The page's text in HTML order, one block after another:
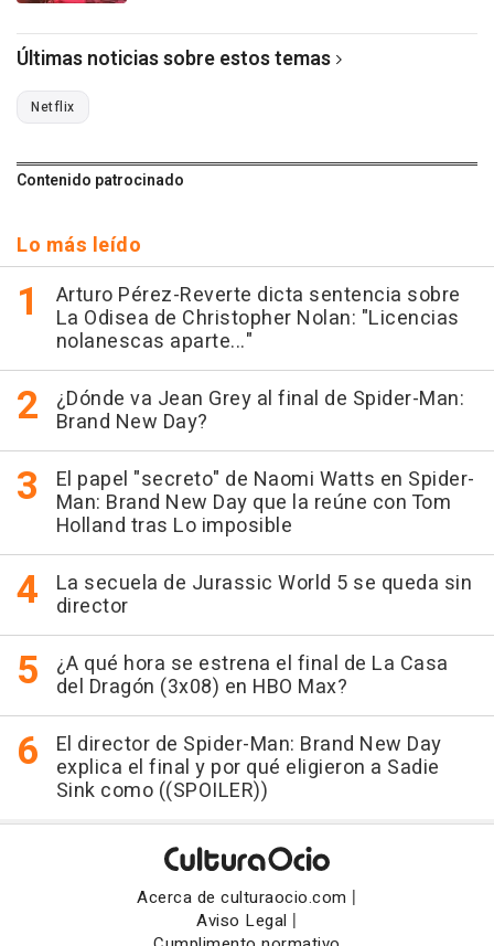
Últimas noticias sobre estos temas
Netflix
Contenido patrocinado
Lo más leído
Arturo Pérez-Reverte dicta sentencia sobre
La Odisea de Christopher Nolan: "Licencias
nolanescas aparte..."
¿Dónde va Jean Grey al final de Spider-Man:
Brand New Day?
El papel "secreto" de Naomi Watts en Spider-
Man: Brand New Day que la reúne con Tom
Holland tras Lo imposible
La secuela de Jurassic World 5 se queda sin
director
¿A qué hora se estrena el final de La Casa
del Dragón (3x08) en HBO Max?
El director de Spider-Man: Brand New Day
explica el final y por qué eligieron a Sadie
Sink como ((SPOILER))
Acerca de culturaocio.com |
Aviso Legal |